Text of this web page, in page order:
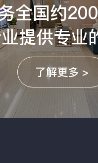
全国约
提供专业
了解更多 >